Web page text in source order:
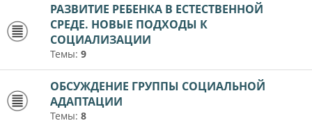
РАЗВИТИЕ РЕБЕНКА В ЕСТЕСТВЕННОЙ
СРЕДЕ. НОВЫЕ ПОДХОДЫ К
СОЦИАЛИЗАЦИИ
Темы: 9
ОБСУЖДЕНИЕ ГРУППЫ СОЦИАЛЬНОЙ
АДАПТАЦИИ
Темы: 8